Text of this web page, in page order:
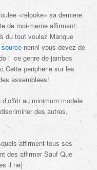
«relooke» sa derniere
de moi-meme affirmant:
du tout voulez Manque
nenni vous devez de
i ce genre de jambes
Cette peripherie sur les
assemblees!
au minimum modele
des autres,
affirment tous ses
des affirmer Sauf Que
il ne)